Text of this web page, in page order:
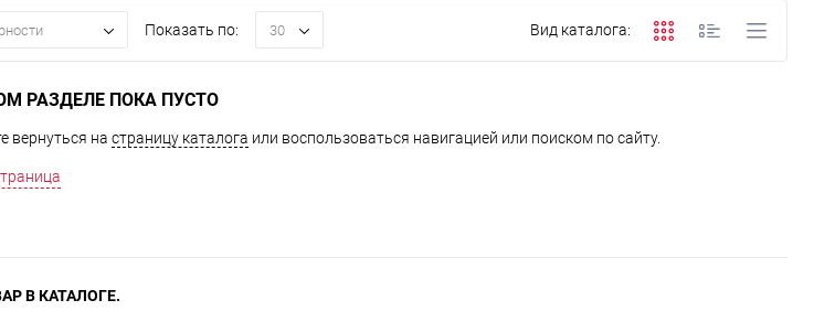
Показать по: 30 Вид каталога:
РАЗДЕЛЕ ПОКА ПУСТО
вернуться на страницу каталога или воспользоваться навигацией или поиском по сайту.
В КАТАЛОГЕ.